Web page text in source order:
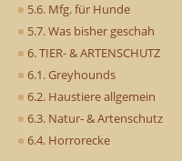
5.6. Mfg. für Hunde
5.7. Was bisher geschah
6. TIER- & ARTENSCHUTZ
6.1. Greyhounds
6.2. Haustiere allgemein
6.3. Natur- & Artenschutz
6.4. Horrorecke